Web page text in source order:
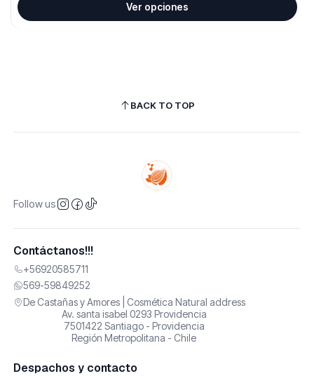
Ver opciones
BACK TO TOP
Follow us
Contáctanos!!!
+56920585711
569-59849252
De Castañas y Amores | Cosmética Natural address
Av. santa isabel 0293 Providencia
7501422 Santiago - Providencia
Región Metropolitana - Chile
Despachos y contacto